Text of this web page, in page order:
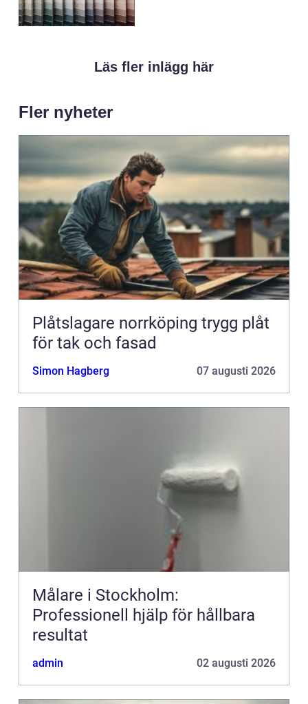
Läs fler inlägg här
Fler nyheter
Plåtslagare norrköping trygg plåt
för tak och fasad
Simon Hagberg 07 augusti 2026
Målare i Stockholm:
Professionell hjälp för hållbara
resultat
admin 02 augusti 2026